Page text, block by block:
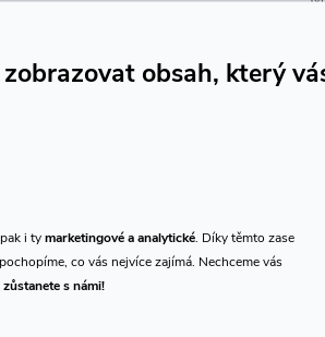
obsah, který
i tymarketingové a analytické. Díky těmto zase
co vás nejvíce zajímá. Nechceme vás
s námi!
mm